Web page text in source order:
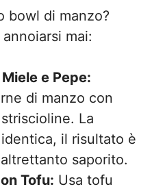
bowl di manzo?
mai:
e Pepe:
di manzo con
La
il risultato è
saporito.
Tofu: Usa tofu